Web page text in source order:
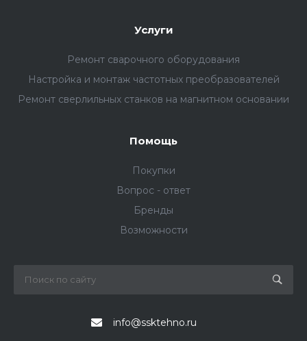
Услуги
Ремонт сварочного оборудования
Настройка и монтаж частотных преобразователей
Ремонт сверлильных станков на магнитном основании
Помощь
Покупки
Вопрос - ответ
Бренды
Возможности
info@ssktehno.ru